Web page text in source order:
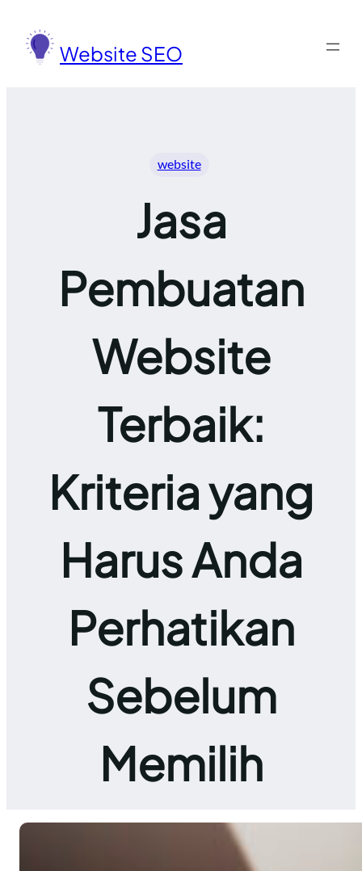
konten
Website SEO
website
Jasa
Pembuatan
Website
Terbaik:
Kriteria yang
Harus Anda
Perhatikan
Sebelum
Memilih